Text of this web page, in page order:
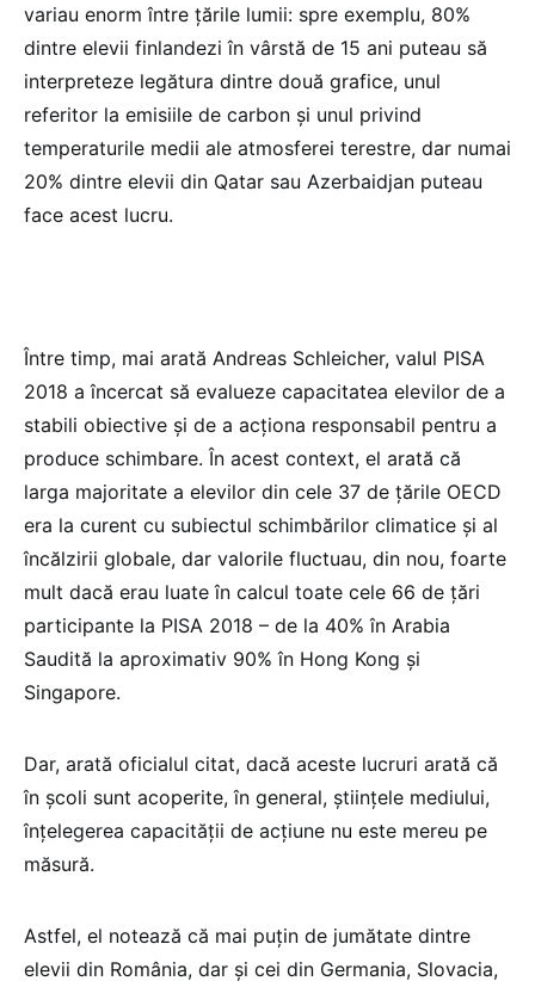
variau enorm între țările lumii: spre exemplu, 80%
dintre elevii finlandezi în vârstă de 15 ani puteau să
interpreteze legătura dintre două grafice, unul
referitor la emisiile de carbon și unul privind
temperaturile medii ale atmosferei terestre, dar numai
20% dintre elevii din Qatar sau Azerbaidjan puteau
face acest lucru.
Între timp, mai arată Andreas Schleicher, valul PISA
2018 a încercat să evalueze capacitatea elevilor de a
stabili obiective și de a acționa responsabil pentru a
produce schimbare. În acest context, el arată că
larga majoritate a elevilor din cele 37 de țările OECD
era la curent cu subiectul schimbărilor climatice și al
încălzirii globale, dar valorile fluctuau, din nou, foarte
mult dacă erau luate în calcul toate cele 66 de țări
participante la PISA 2018 – de la 40% în Arabia
Saudită la aproximativ 90% în Hong Kong și
Singapore.
Dar, arată oficialul citat, dacă aceste lucruri arată că
în școli sunt acoperite, în general, științele mediului,
înțelegerea capacității de acțiune nu este mereu pe
măsură.
Astfel, el notează că mai puțin de jumătate dintre
elevii din România, dar și cei din Germania, Slovacia,